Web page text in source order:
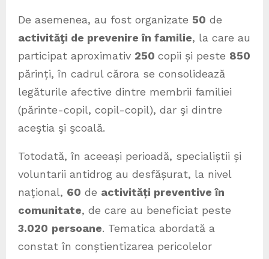
De asemenea, au fost organizate 50 de
activităţi de prevenire în familie, la care au
participat aproximativ 250 copii și peste 850
părinți, în cadrul cărora se consolidează
legăturile afective dintre membrii familiei
(părinte-copil, copil-copil), dar şi dintre
aceştia şi şcoală.
Totodată, în aceeași perioadă, specialiștii și
voluntarii antidrog au desfășurat, la nivel
naţional, 60 de activități preventive în
comunitate, de care au beneficiat peste
3.020 persoane. Tematica abordată a
constat în conștientizarea pericolelor